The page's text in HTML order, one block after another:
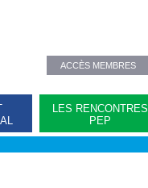
ACCÈS MEMBRES
LES RENCONTRES
PEP